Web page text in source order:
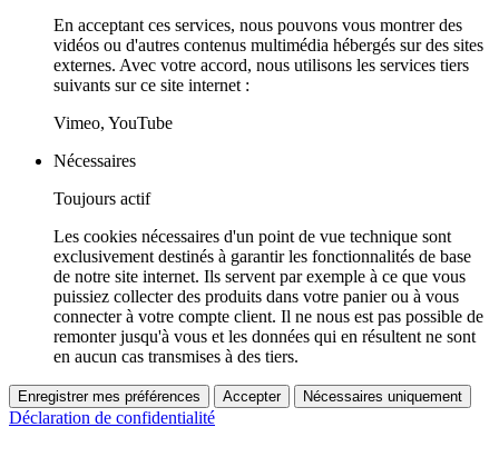
En acceptant ces services, nous pouvons vous montrer des
vidéos ou d'autres contenus multimédia hébergés sur des sites
externes. Avec votre accord, nous utilisons les services tiers
suivants sur ce site internet :
Vimeo, YouTube
Nécessaires
Toujours actif
Les cookies nécessaires d'un point de vue technique sont
exclusivement destinés à garantir les fonctionnalités de base
de notre site internet. Ils servent par exemple à ce que vous
puissiez collecter des produits dans votre panier ou à vous
connecter à votre compte client. Il ne nous est pas possible de
remonter jusqu'à vous et les données qui en résultent ne sont
en aucun cas transmises à des tiers.
Enregistrer mes préférences Accepter Nécessaires uniquement
Déclaration de confidentialité